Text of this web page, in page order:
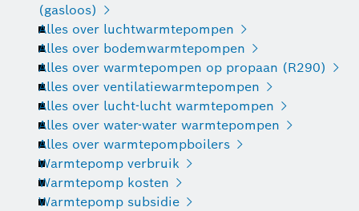
(gasloos)
Alles over luchtwarmtepompen
Alles over bodemwarmtepompen
Alles over warmtepompen op propaan (R290)
Alles over ventilatiewarmtepompen
Alles over lucht-lucht warmtepompen
Alles over water-water warmtepompen
Alles over warmtepompboilers
Warmtepomp verbruik
Warmtepomp kosten
Warmtepomp subsidie